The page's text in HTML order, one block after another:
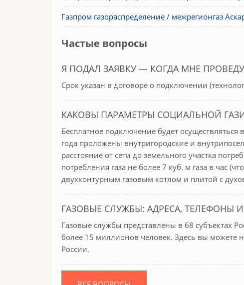
Газпром газораспределение / межрегионгаз
Частые вопросы
Я ПОДАЛ ЗАЯВКУ — КОГДА МНЕ
Срок указан в договоре о подключении
КАКОВЫ ПАРАМЕТРЫ СОЦИАЛЬНОЙ
Бесплатное подключение будет
года проложены внутригородские и
расстояние от сети до земельного участка
потребления газа не более 7 куб. м газа в час
двухконтурным газовым котлом и плитой с
ГАЗОВЫЕ СЛУЖБЫ: АДРЕСА, ТЕЛЕФОНЫ
Газовые службы представлены в 68 субъектах
более 15 миллионов человек. Здесь вы можете
России.